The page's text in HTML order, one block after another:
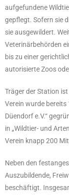
aufgefundene
gepflegt. Sofern sie
sie ausgewildert.
Veterinärbehörden
bis zu einer
autorisierte Zoos
Träger der Station
Verein wurde
Düendorf e.V.“
in „Wildtier- und
Verein knapp 200
Neben den
Auszubildende,
beschäftigt.